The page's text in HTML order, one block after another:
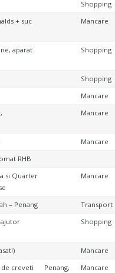
Shopping
+ suc
Mancare
aparat
Shopping
Shopping
Mancare
Mancare
Mancare
RHB
si Quarter
Mancare
– Penang
Transport
Shopping
Mancare
creveti
Penang,
Mancare